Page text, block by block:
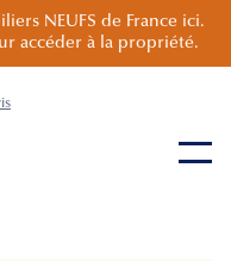
NEUFS de France ici.
accéder à la propriété.